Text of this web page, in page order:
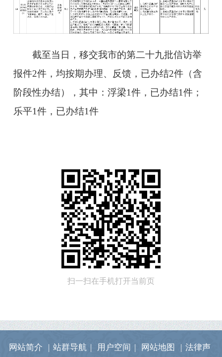
截至当日，移交我市的第二十九批信访举
报件2件，均按期办理、反馈，已办结2件（含
阶段性办结），其中：浮梁1件，已办结1件；
乐平1件，已办结1件
扫一扫在手机打开当前页
网站简介 | 站群导航 | 用户空间 | 网站地图 | 法律声